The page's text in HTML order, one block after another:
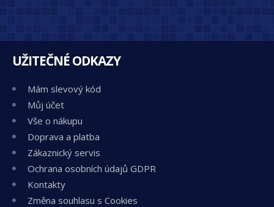
UŽITEČNÉ ODKAZY
Mám slevový kód
Můj účet
Vše o nákupu
Doprava a platba
Zákaznický servis
Ochrana osobních údajů GDPR
Kontakty
Změna souhlasu s Cookies